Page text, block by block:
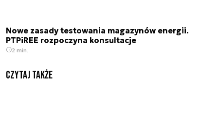
Nowe zasady testowania magazynów energii.
PTPiREE rozpoczyna konsultacje
2 min.
Czytaj także